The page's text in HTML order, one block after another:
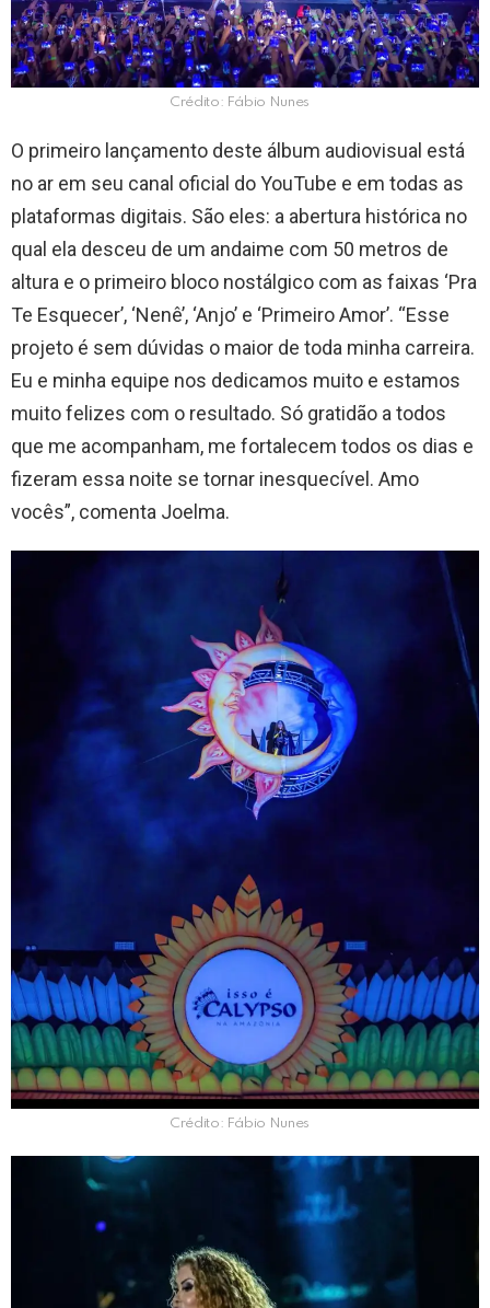
Crédito: Fábio Nunes
O primeiro lançamento deste álbum audiovisual está
no ar em seu canal oficial do YouTube e em todas as
plataformas digitais. São eles: a abertura histórica no
qual ela desceu de um andaime com 50 metros de
altura e o primeiro bloco nostálgico com as faixas ‘Pra
Te Esquecer’, ‘Nenê’, ‘Anjo’ e ‘Primeiro Amor’. “Esse
projeto é sem dúvidas o maior de toda minha carreira.
Eu e minha equipe nos dedicamos muito e estamos
muito felizes com o resultado. Só gratidão a todos
que me acompanham, me fortalecem todos os dias e
fizeram essa noite se tornar inesquecível. Amo
vocês”, comenta Joelma.
Crédito: Fábio Nunes